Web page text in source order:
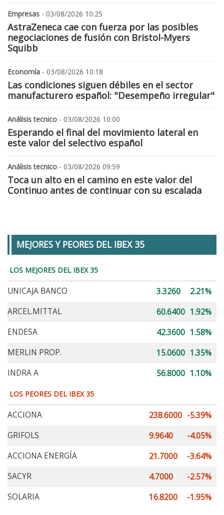
Empresas - 03/08/2026 10:25
AstraZeneca cae con fuerza por las posibles
negociaciones de fusión con Bristol-Myers
Squibb
Economía - 03/08/2026 10:18
Las condiciones siguen débiles en el sector
manufacturero español: "Desempeño irregular"
Análisis tecnico - 03/08/2026 10:00
Esperando el final del movimiento lateral en
este valor del selectivo español
Análisis tecnico - 03/08/2026 09:59
Toca un alto en el camino en este valor del
Continuo antes de continuar con su escalada
MEJORES Y PEORES DEL IBEX 35
LOS MEJORES DEL IBEX 35
UNICAJA BANCO 3.3260
2.21%
ARCEL.MITTAL
60.6400 1.92%
ENDESA
42.3600 1.58%
MERLIN PROP.
15.0600 1.35%
INDRA A
56.8000 1.10%
LOS PEORES DEL IBEX 35
ACCIONA 238.6000 -5.39%
GRIFOLS
9.9640
-4.05%
ACCIONA ENERGÍA
21.7000
-3.64%
SACYR
4.7000
-2.57%
SOLARIA
16.8200 -1.95%